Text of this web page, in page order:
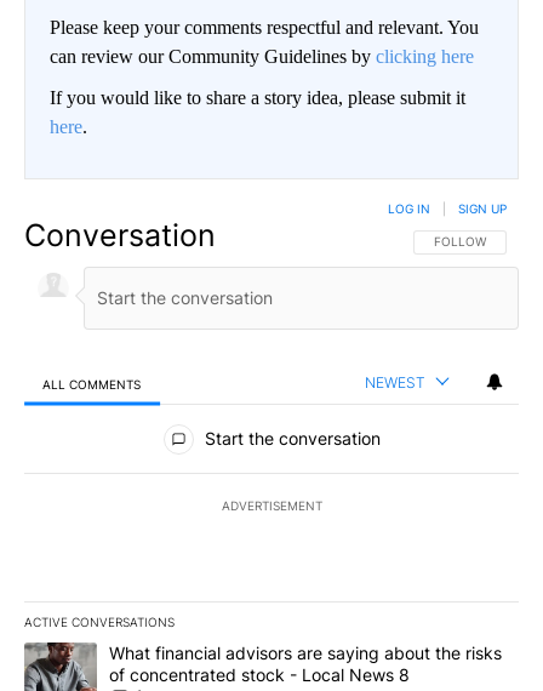
Please keep your comments respectful and relevant. You
can review our Community Guidelines by clicking here
If you would like to share a story idea, please submit it
here.
Conversation FOLLOW THIS
FOLLOW
LOG IN SIGN UP
ALL COMMENTS NEWEST
All Comments
Start the conversation
ADVERTISEMENT
ACTIVE CONVERSATIONS
The following is a list of the most commented articles in the last
A trending article titled "What financial advisors are saying
What financial advisors are saying about the risks
of concentrated stock - Local News 8